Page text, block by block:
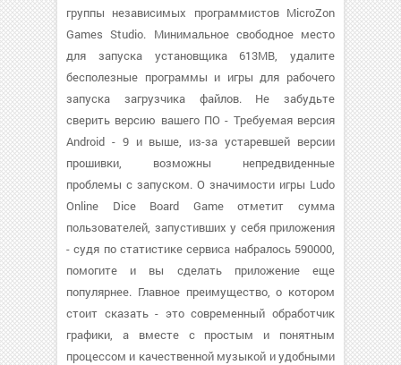
группы независимых программистов MicroZon
Games Studio. Минимальное свободное место
для запуска установщика 613MB, удалите
бесполезные программы и игры для рабочего
запуска загрузчика файлов. Не забудьте
сверить версию вашего ПО - Требуемая версия
Android - 9 и выше, из-за устаревшей версии
прошивки, возможны непредвиденные
проблемы с запуском. О значимости игры Ludo
Online Dice Board Game отметит сумма
пользователей, запустивших у себя приложения
- судя по статистике сервиса набралось 590000,
помогите и вы сделать приложение еще
популярнее. Главное преимущество, о котором
стоит сказать - это современный обработчик
графики, а вместе с простым и понятным
процессом и качественной музыкой и удобными